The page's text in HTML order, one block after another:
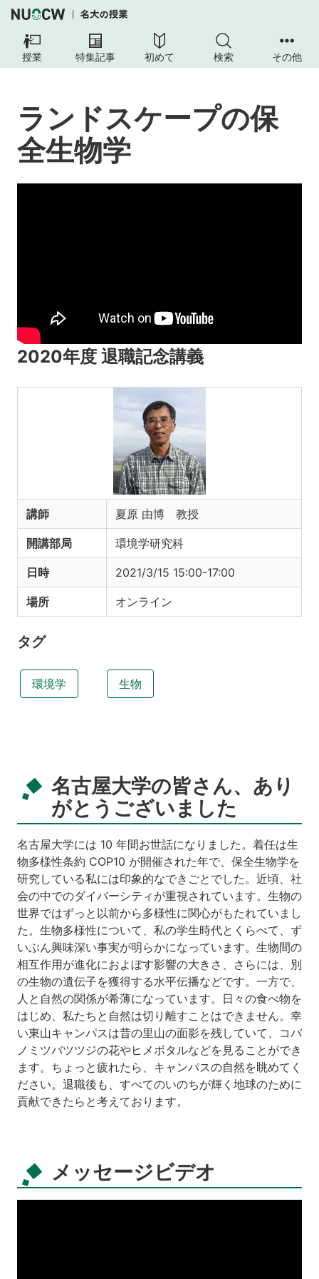
授業 特集記事 初めて 検索 その他
ランドスケープの保
全生物学
2020年度 退職記念講義
講師 夏原 由博 教授
開講部局 環境学研究科
日時 2021/3/15 15:00-17:00
場所 オンライン
タグ
環境学 生物
名古屋大学の皆さん、あり
がとうございました
名古屋大学には 10 年間お世話になりました。着任は生
物多様性条約 COP10 が開催された年で、保全生物学を
研究している私には印象的なできごとでした。近頃、社
会の中でのダイバーシティが重視されています。生物の
世界ではずっと以前から多様性に関心がもたれていまし
た。生物多様性について、私の学生時代とくらべて、ず
いぶん興味深い事実が明らかになっています。生物間の
相互作用が進化におよぼす影響の大きさ、さらには、別
の生物の遺伝子を獲得する水平伝播などです。一方で、
人と自然の関係が希薄になっています。日々の食べ物を
はじめ、私たちと自然は切り離すことはできません。幸
い東山キャンパスは昔の里山の面影を残していて、コバ
ノミツバツツジの花やヒメボタルなどを見ることができ
ます。ちょっと疲れたら、キャンパスの自然を眺めてく
ださい。退職後も、すべてのいのちが輝く地球のために
貢献できたらと考えております。
メッセージビデオ